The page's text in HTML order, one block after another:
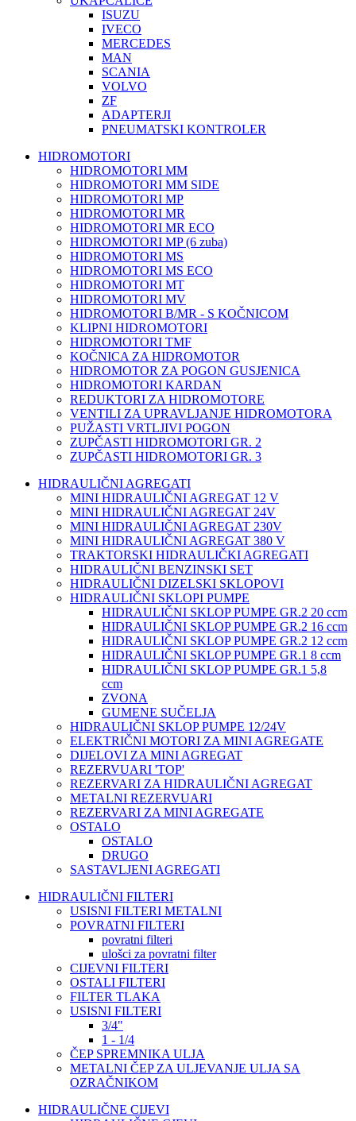
ISUZU
IVECO
MERCEDES
MAN
SCANIA
VOLVO
ZF
ADAPTERJI
PNEUMATSKI KONTROLER
HIDROMOTORI
HIDROMOTORI MM
HIDROMOTORI MM SIDE
HIDROMOTORI MP
HIDROMOTORI MR
HIDROMOTORI MR ECO
HIDROMOTORI MP (6 zuba)
HIDROMOTORI MS
HIDROMOTORI MS ECO
HIDROMOTORI MT
HIDROMOTORI MV
HIDROMOTORI B/MR - S KOČNICOM
KLIPNI HIDROMOTORI
HIDROMOTORI TMF
KOČNICA ZA HIDROMOTOR
HIDROMOTOR ZA POGON GUSJENICA
HIDROMOTORI KARDAN
REDUKTORI ZA HIDROMOTORE
VENTILI ZA UPRAVLJANJE HIDROMOTORA
PUŽASTI VRTLJIVI POGON
ZUPČASTI HIDROMOTORI GR. 2
ZUPČASTI HIDROMOTORI GR. 3
HIDRAULIČNI AGREGATI
MINI HIDRAULIČNI AGREGAT 12 V
MINI HIDRAULIČNI AGREGAT 24V
MINI HIDRAULIČNI AGREGAT 230V
MINI HIDRAULIČNI AGREGAT 380 V
TRAKTORSKI HIDRAULIČKI AGREGATI
HIDRAULIČNI BENZINSKI SET
HIDRAULIČNI DIZELSKI SKLOPOVI
HIDRAULIČNI SKLOPI PUMPE
HIDRAULIČNI SKLOP PUMPE GR.2 20 ccm
HIDRAULIČNI SKLOP PUMPE GR.2 16 ccm
HIDRAULIČNI SKLOP PUMPE GR.2 12 ccm
HIDRAULIČNI SKLOP PUMPE GR.1 8 ccm
HIDRAULIČNI SKLOP PUMPE GR.1 5,8
ccm
ZVONA
GUMENE SUČELJA
HIDRAULIČNI SKLOP PUMPE 12/24V
ELEKTRIČNI MOTORI ZA MINI AGREGATE
DIJELOVI ZA MINI AGREGAT
REZERVUARI 'TOP'
REZERVARI ZA HIDRAULIČNI AGREGAT
METALNI REZERVUARI
REZERVARI ZA MINI AGREGATE
OSTALO
OSTALO
DRUGO
SASTAVLJENI AGREGATI
HIDRAULIČNI FILTERI
USISNI FILTERI METALNI
POVRATNI FILTERI
povratni filteri
ulošci za povratni filter
CIJEVNI FILTERI
OSTALI FILTERI
FILTER TLAKA
USISNI FILTERI
3/4"
1 - 1/4
ČEP SPREMNIKA ULJA
METALNI ČEP ZA ULJEVANJE ULJA SA
OZRAČNIKOM
HIDRAULIČNE CIJEVI